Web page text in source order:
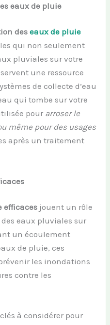
eaux de pluie
deseaux de pluie
qui non seulement
pluviales sur votre
une ressource
de collecte d’eau
qui tombe sur votre
pour arroser le
même pour des usages
après un traitement
efficaces jouent un rôle
eaux pluviales sur
un écoulement
de pluie, ces
les inondations
contre les
à considérer pour